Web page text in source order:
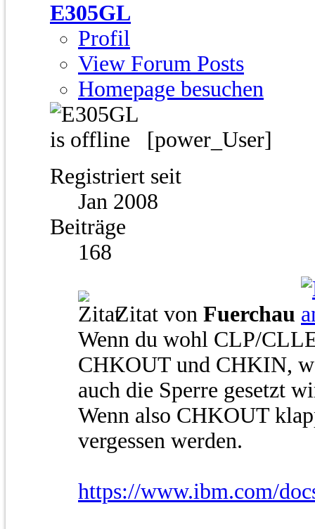
E305GL
Profil
View Forum Posts
Homepage besuchen
[power_User]
Registriert seit
Jan 2008
Beiträge
168
Zitat von Fuerchau
Wenn du wohl CLP/
CHKOUT und CHKIN,
auch die Sperre gesetzt
Wenn also CHKOUT
vergessen werden.
https://www.ibm.com/